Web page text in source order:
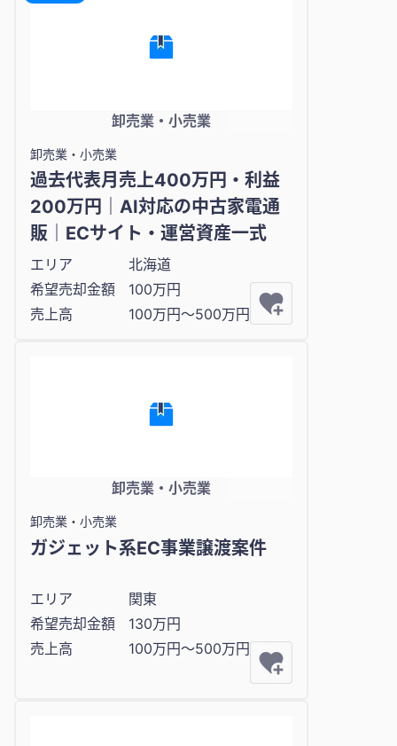
卸売業・小売業
卸売業・小売業
過去代表月売上400万円・利益
200万円｜AI対応の中古家電通
販｜ECサイト・運営資産一式
エリア
北海道
希望売却金額
100万円
売上高
100万円〜500万円
卸売業・小売業
卸売業・小売業
ガジェット系EC事業譲渡案件
エリア
関東
希望売却金額
130万円
売上高
100万円〜500万円